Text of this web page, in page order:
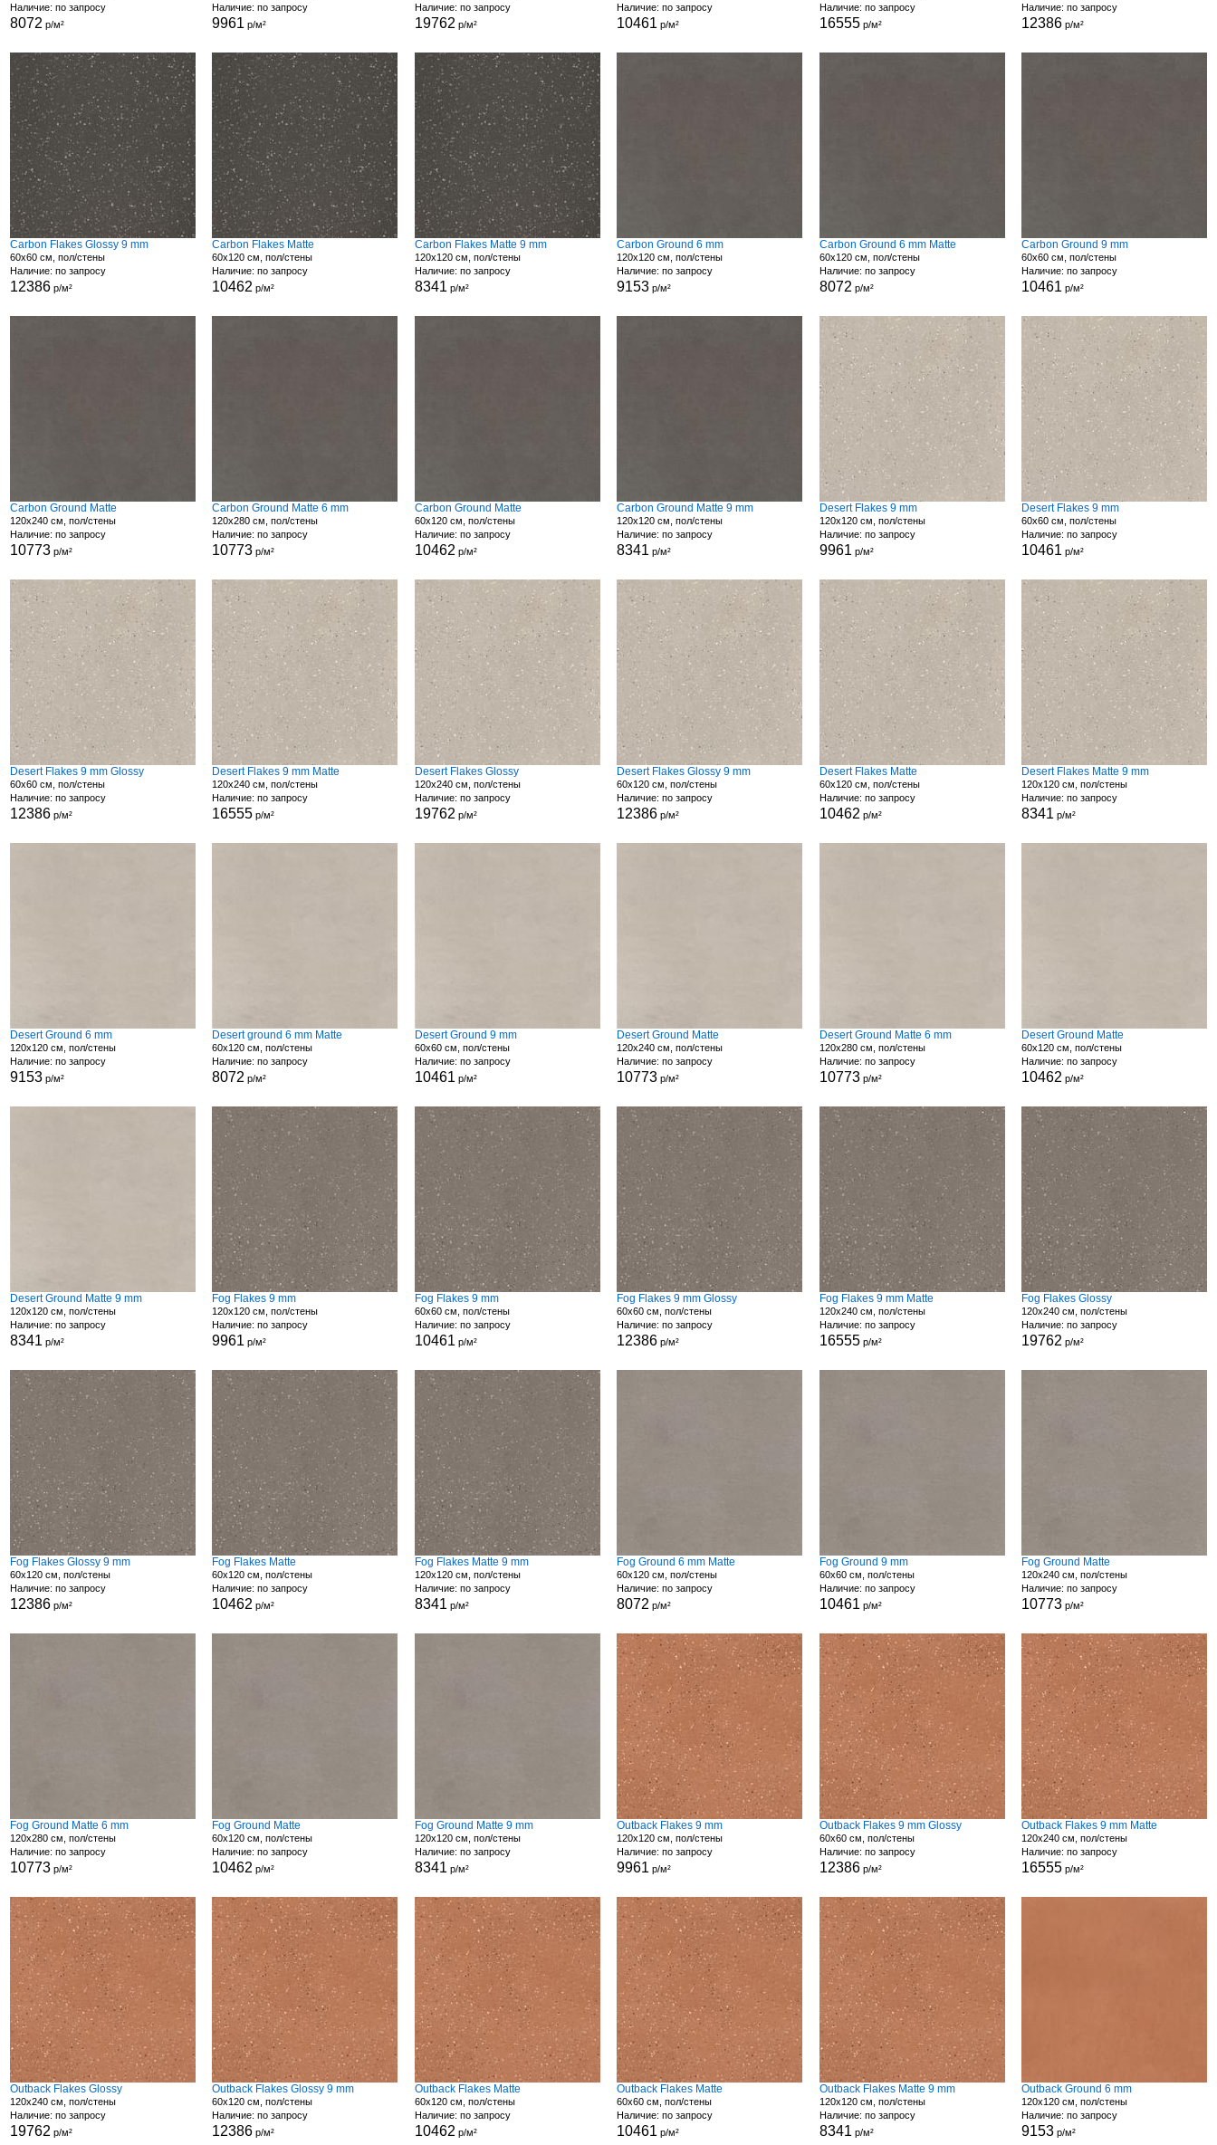
Наличие: по запросу
8072 р/м²
Наличие: по запросу
9961 р/м²
Наличие: по запросу
19762 р/м²
Наличие: по запросу
10461 р/м²
Наличие: по запросу
16555р/м²
Наличие: по запросу
12386 р/м²
Carbon Flakes Glossy 9 mm
60x60 см, пол/стены
Наличие: по запросу
12386р/м²
Carbon Flakes Matte
60x120 см, пол/стены
Наличие: по запросу
10462 р/м²
Carbon Flakes Matte 9 mm
120x120 см, пол/стены
Наличие: по запросу
8341 р/м²
Carbon Ground 6 mm
120x120 см, пол/стены
Наличие: по запросу
9153 р/м²
Carbon Ground 6 mm Matte
60x120 см, пол/стены
Наличие: по запросу
8072 р/м²
Carbon Ground 9 mm
60x60 см, пол/стены
Наличие: по запросу
10461 р/м²
Carbon Ground Matte
120x240 см, пол/стены
Наличие: по запросу
10773р/м²
Carbon Ground Matte 6 mm
120x280 см, пол/стены
Наличие: по запросу
10773 р/м²
Carbon Ground Matte
60x120 см, пол/стены
Наличие: по запросу
10462 р/м²
Carbon Ground Matte 9 mm
120x120 см, пол/стены
Наличие: по запросу
8341 р/м²
Desert Flakes 9 mm
120x120 см, пол/стены
Наличие: по запросу
9961 р/м²
Desert Flakes 9 mm
60x60 см, пол/стены
Наличие: по запросу
10461 р/м²
Desert Flakes 9 mm Glossy
60x60 см, пол/стены
Наличие: по запросу
12386р/м²
Desert Flakes 9 mm Matte
120x240 см, пол/стены
Наличие: по запросу
16555 р/м²
Desert Flakes Glossy
120x240 см, пол/стены
Наличие: по запросу
19762 р/м²
Desert Flakes Glossy 9 mm
60x120 см, пол/стены
Наличие: по запросу
12386 р/м²
Desert Flakes Matte
60x120 см, пол/стены
Наличие: по запросу
10462 р/м²
Desert Flakes Matte 9 mm
120x120 см, пол/стены
Наличие: по запросу
8341 р/м²
Desert Ground 6 mm
120x120 см, пол/стены
Наличие: по запросу
9153р/м²
Desert ground 6 mm Matte
60x120 см, пол/стены
Наличие: по запросу
8072 р/м²
Desert Ground 9 mm
60x60 см, пол/стены
Наличие: по запросу
10461 р/м²
Desert Ground Matte
120x240 см, пол/стены
Наличие: по запросу
10773 р/м²
Desert Ground Matte 6 mm
120x280 см, пол/стены
Наличие: по запросу
10773р/м²
Desert Ground Matte
60x120 см, пол/стены
Наличие: по запросу
10462 р/м²
Desert Ground Matte 9 mm
120x120 см, пол/стены
Наличие: по запросу
8341 р/м²
Fog Flakes 9 mm
120x120 см, пол/стены
Наличие: по запросу
9961 р/м²
Fog Flakes 9 mm
60x60 см, пол/стены
Наличие: по запросу
10461 р/м²
Fog Flakes 9 mm Glossy
60x60 см, пол/стены
Наличие: по запросу
12386 р/м²
Fog Flakes 9 mm Matte
120x240 см, пол/стены
Наличие: по запросу
16555р/м²
Fog Flakes Glossy
120x240 см, пол/стены
Наличие: по запросу
19762 р/м²
Fog Flakes Glossy 9 mm
60x120 см, пол/стены
Наличие: по запросу
12386р/м²
Fog Flakes Matte
60x120 см, пол/стены
Наличие: по запросу
10462 р/м²
Fog Flakes Matte 9 mm
120x120 см, пол/стены
Наличие: по запросу
8341 р/м²
Fog Ground 6 mm Matte
60x120 см, пол/стены
Наличие: по запросу
8072 р/м²
Fog Ground 9 mm
60x60 см, пол/стены
Наличие: по запросу
10461 р/м²
Fog Ground Matte
120x240 см, пол/стены
Наличие: по запросу
10773 р/м²
Fog Ground Matte 6 mm
120x280 см, пол/стены
Наличие: по запросу
10773р/м²
Fog Ground Matte
60x120 см, пол/стены
Наличие: по запросу
10462 р/м²
Fog Ground Matte 9 mm
120x120 см, пол/стены
Наличие: по запросу
8341 р/м²
Outback Flakes 9 mm
120x120 см, пол/стены
Наличие: по запросу
9961 р/м²
Outback Flakes 9 mm Glossy
60x60 см, пол/стены
Наличие: по запросу
12386р/м²
Outback Flakes 9 mm Matte
120x240 см, пол/стены
Наличие: по запросу
16555 р/м²
Outback Flakes Glossy
120x240 см, пол/стены
Наличие: по запросу
19762 р/м²
Outback Flakes Glossy 9 mm
60x120 см, пол/стены
Наличие: по запросу
12386 р/м²
Outback Flakes Matte
60x120 см, пол/стены
Наличие: по запросу
10462 р/м²
Outback Flakes Matte
60x60 см, пол/стены
Наличие: по запросу
10461 р/м²
Outback Flakes Matte 9 mm
120x120 см, пол/стены
Наличие: по запросу
8341 р/м²
Outback Ground 6 mm
120x120 см, пол/стены
Наличие: по запросу
9153 р/м²